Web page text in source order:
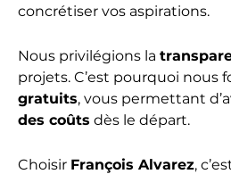
concrétiser vos aspirations.
Nous privilégions la
projets. C’est pourquoi nous
gratuits, vous permettant
des coûts dès le départ.
Choisir François Alvarez,